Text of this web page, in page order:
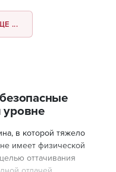
...
в которой тяжело
имеет физической
оттачивания